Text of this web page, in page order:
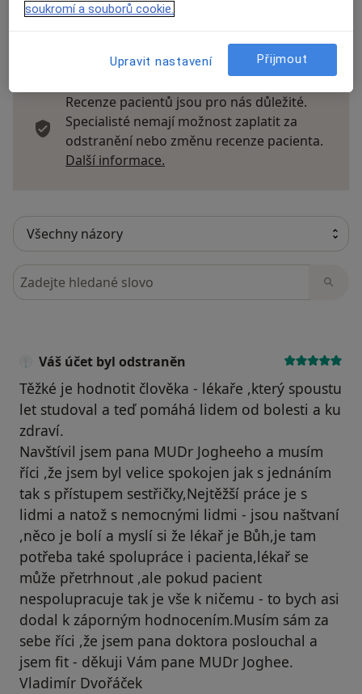
Recenze pacientů jsou pro nás důležité.
Specialisté nemají možnost zaplatit za
odstranění nebo změnu recenze pacienta.
Další informace.
Hledejte v názorech
Váš účet byl odstraněn
Těžké je hodnotit člověka - lékaře ,který spoustu
let studoval a teď pomáhá lidem od bolesti a ku
zdraví.
Navštívil jsem pana MUDr Jogheeho a musím
říci ,že jsem byl velice spokojen jak s jednáním
tak s přístupem sestřičky,Nejtěžší práce je s
lidmi a natož s nemocnými lidmi - jsou naštvaní
,něco je bolí a myslí si že lékař je Bůh,je tam
potřeba také spolupráce i pacienta,lékař se
může přetrhnout ,ale pokud pacient
nespolupracuje tak je vše k ničemu - to bych asi
dodal k záporným hodnocením.Musím sám za
sebe říci ,že jsem pana doktora poslouchal a
jsem fit - děkuji Vám pane MUDr Joghee.
Vladimír Dvořáček
soukromí a souborů cookie.
Upravit nastavení Přijmout